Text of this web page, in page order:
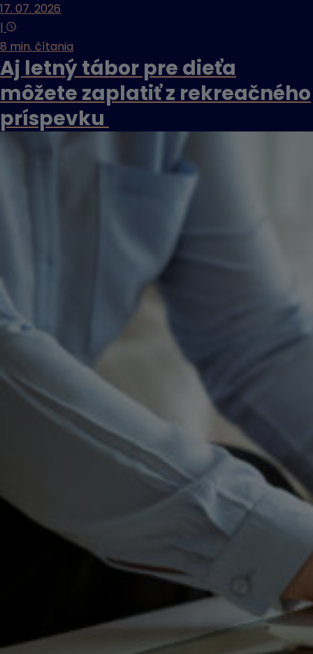
17. 07. 2026
|
8 min. čítania
Aj letný tábor pre dieťa
môžete zaplatiť z rekreačného
príspevku